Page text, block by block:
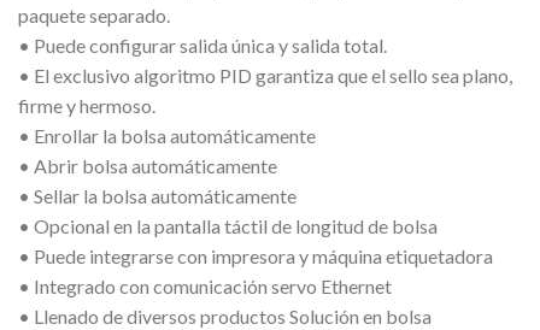
paquete separado.
• Puede configurar salida única y salida total.
• El exclusivo algoritmo PID garantiza que el sello sea plano,
firme y hermoso.
• Enrollar la bolsa automáticamente
• Abrir bolsa automáticamente
• Sellar la bolsa automáticamente
• Opcional en la pantalla táctil de longitud de bolsa
• Puede integrarse con impresora y máquina etiquetadora
• Integrado con comunicación servo Ethernet
• Llenado de diversos productos Solución en bolsa